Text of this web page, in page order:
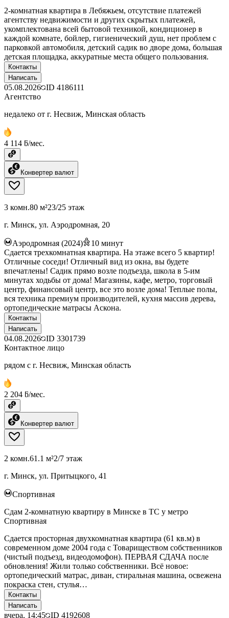
2-комнатная квартира в Лебяжьем, отсутствие платежей
агентству недвижимости и других скрытых платежей,
укомплектована всей бытовой техникой, кондиционер в
каждой комнате, бойлер, гигиенический душ, нет проблем с
парковкой автомобиля, детский садик во дворе дома, большая
детская площадка, аккуратные места общего пользования.
Контакты
Написать
05.08.2026 ID 4186111
Агентство
недалеко от г. Несвиж, Минская область
4 114 ƃ/мес.
Конвертер валют
3 комн.80 м²23/25 этаж
г. Минск, ул. Аэродромная, 20
Аэродромная (2024) 10 минут
Сдается трехкомнатная квартира. На этаже всего 5 квартир!
Отличные соседи! Отличный вид из окна, вы будете
впечатлены! Садик прямо возле подъезда, школа в 5-им
минутах ходьбы от дома! Магазины, кафе, метро, торговый
центр, финансовый центр, все это возле дома! Теплые полы,
вся техника премиум производителей, кухня массив дерева,
ортопедические матрасы Аскона.
Контакты
Написать
04.08.2026 ID 3301739
Контактное лицо
рядом с г. Несвиж, Минская область
2 204 ƃ/мес.
Конвертер валют
2 комн.61.1 м²2/7 этаж
г. Минск, ул. Притыцкого, 41
Спортивная
Сдам 2-комнатную квартиру в Минске в ТС у метро
Спортивная
Сдается просторная двухкомнатная квартира (61 кв.м) в
современном доме 2004 года с Товариществом собственников
(чистый подъезд, видеодомофон). ПЕРВАЯ СДАЧА после
обновления! Жили только собственники. Всё новое:
ортопедический матрас, диван, стиральная машина, освежена
покраска стен, стулья…
Контакты
Написать
вчера, 14:45 ID 4192608